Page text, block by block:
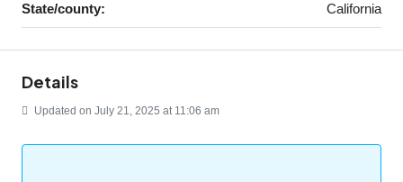
State/county: California
Details
Updated on July 21, 2025 at 11:06 am